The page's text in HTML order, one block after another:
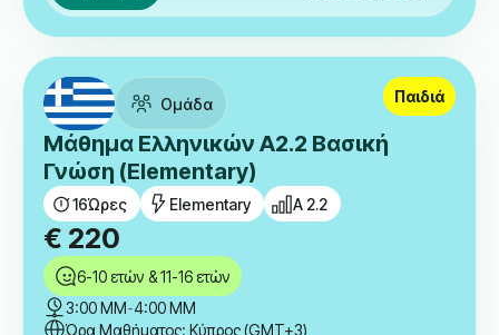
Ομάδα
Μάθημα Ελληνικών A2.2 Βασική
Γνώση (Elementary)
16Ώρες Elementary A 2.2
Παιδιά
€ 220
6-10 ετών & 11-16 ετών
3:00 ΜΜ-4:00 ΜΜ
Ώρα Μαθήματος: Κύπρος (GMT+3)